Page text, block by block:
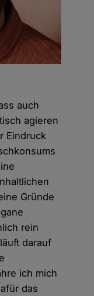
auch
agieren
Eindruck
Gründe
rein
darauf
ich mich
das